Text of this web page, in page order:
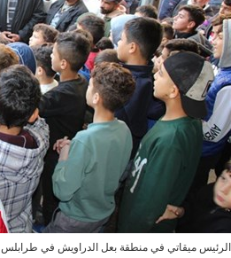
الرئيس ميقاتي في منطقة بعل الدراويش في طرابلس